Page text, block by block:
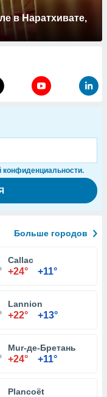
в Наратхивате,
конфиденциальности.
Больше городов
Callac
+24° +11°
Lannion
+22° +13°
Mur-де-Бретань
+24° +11°
Plancoët